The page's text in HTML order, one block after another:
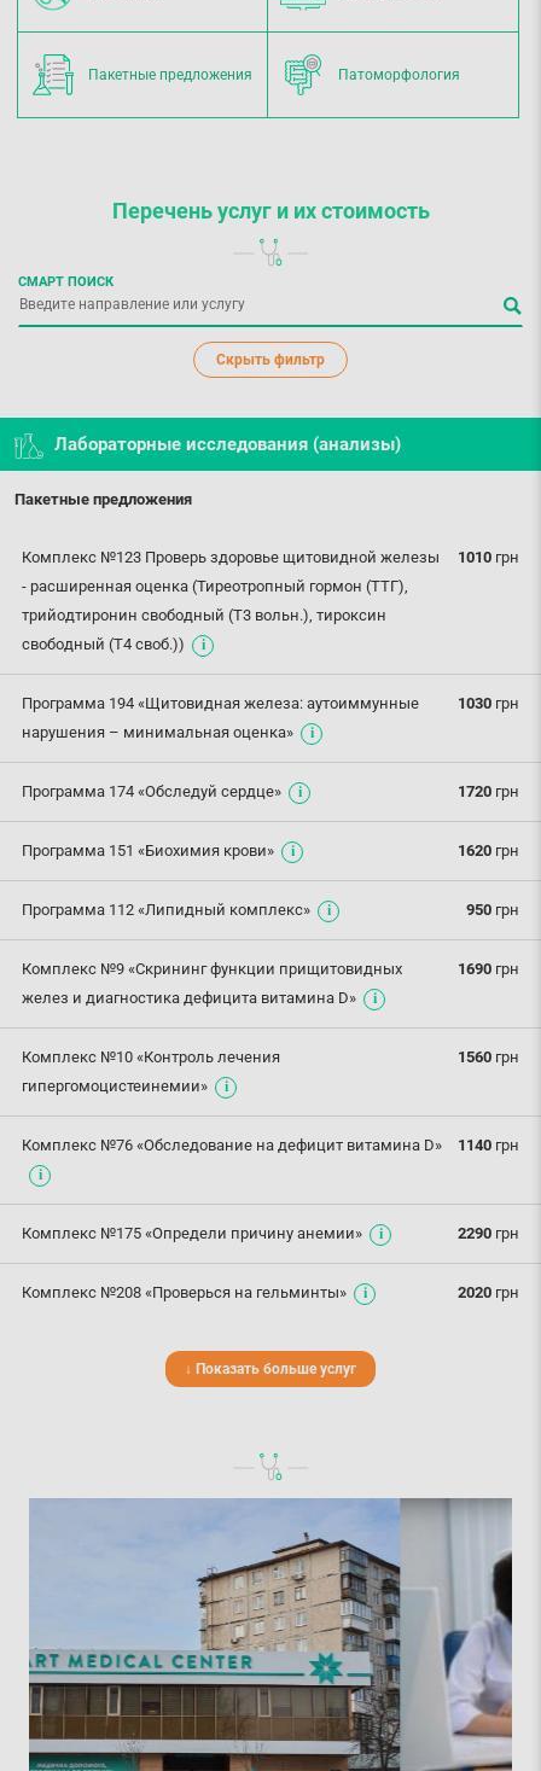
Пакетные предложения Патоморфология
Перечень услуг и их стоимость
СМАРТ ПОИСК
Скрыть фильтр
Лабораторные исследования (анализы)
Пакетные предложения
1010 грн
Комплекс №123 Проверь здоровье щитовидной железы
- расширенная оценка (Тиреотропный гормон (ТТГ),
трийодтиронин свободный (Т3 вольн.), тироксин
свободный (Т4 своб.))
1030 грн
Программа 194 «Щитовидная железа: аутоиммунные
нарушения – минимальная оценка»
1720 грн
Программа 174 «Обследуй сердце»
1620 грн
Программа 151 «Биохимия крови»
950 грн
Программа 112 «Липидный комплекс»
1690 грн
Комплекс №9 «Скрининг функции прищитовидных
желез и диагностика дефицита витамина D»
1560 грн
Комплекс №10 «Контроль лечения
гипергомоцистеинемии»
1140 грн
Комплекс №76 «Обследование на дефицит витамина D»
2290 грн
Комплекс №175 «Определи причину анемии»
2020 грн
Комплекс №208 «Проверься на гельминты»
↓ Показать больше услуг